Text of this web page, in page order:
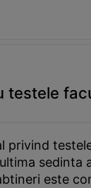
testele
privind
sedinta
este